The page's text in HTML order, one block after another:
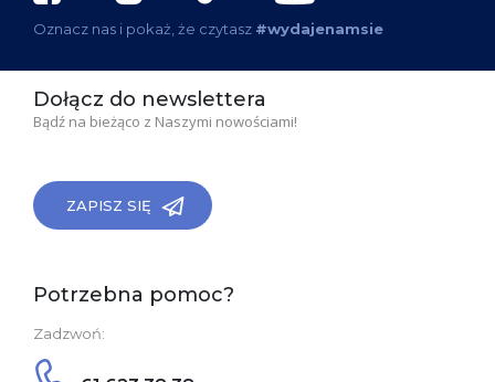
Oznacz nas i pokaż, że czytasz #wydajenamsie
Dołącz do newslettera
Bądź na bieżąco z Naszymi nowościami!
ZAPISZ SIĘ
Potrzebna pomoc?
Zadzwoń: